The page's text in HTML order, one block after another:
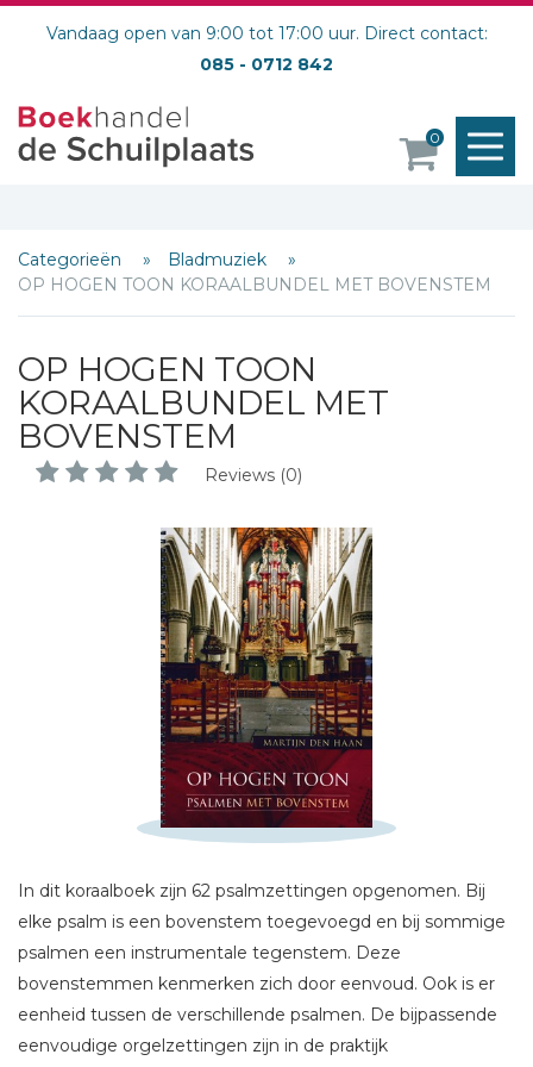
Vandaag open van 9:00 tot 17:00 uur. Direct contact:
085 - 0712 842
0
Categorieën
Bladmuziek
OP HOGEN TOON KORAALBUNDEL MET BOVENSTEM
OP HOGEN TOON
KORAALBUNDEL MET
BOVENSTEM
Reviews (0)
In dit koraalboek zijn 62 psalmzettingen opgenomen. Bij
elke psalm is een bovenstem toegevoegd en bij sommige
psalmen een instrumentale tegenstem. Deze
bovenstemmen kenmerken zich door eenvoud. Ook is er
eenheid tussen de verschillende psalmen. De bijpassende
eenvoudige orgelzettingen zijn in de praktijk
Schrijf hieronder je review!
E-mail *
Titel *